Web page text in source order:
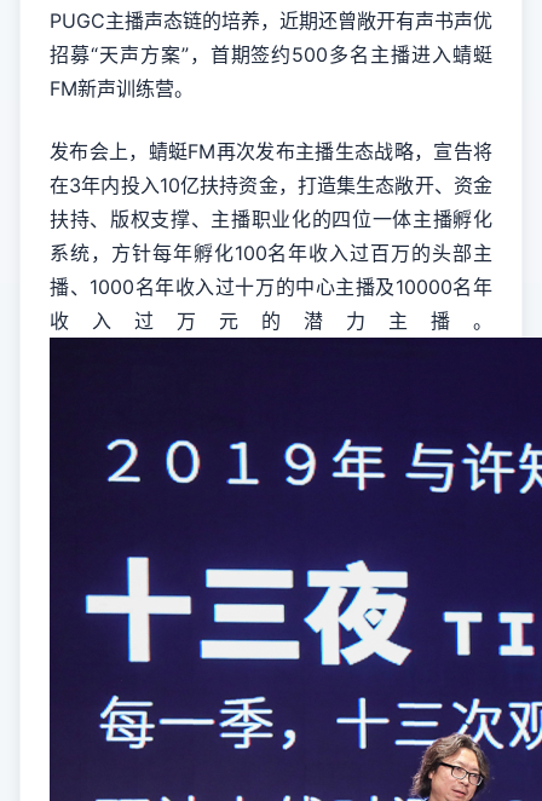
PUGC主播声态链的培养，近期还曾敞开有声书声优
招募“天声方案”，首期签约500多名主播进入蜻蜓
FM新声训练营。
发布会上，蜻蜓FM再次发布主播生态战略，宣告将
在3年内投入10亿扶持资金，打造集生态敞开、资金
扶持、版权支撑、主播职业化的四位一体主播孵化
系统，方针每年孵化100名年收入过百万的头部主
播、1000名年收入过十万的中心主播及10000名年
收入过万元的潜力主播。